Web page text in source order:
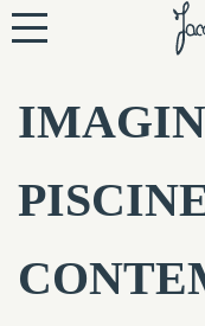
NOS
NOTRE
NOS